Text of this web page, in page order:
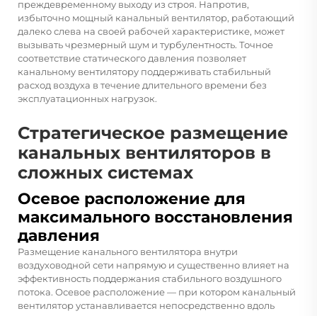
преждевременному выходу из строя. Напротив,
избыточно мощный канальный вентилятор, работающий
далеко слева на своей рабочей характеристике, может
вызывать чрезмерный шум и турбулентность. Точное
соответствие статического давления позволяет
канальному вентилятору поддерживать стабильный
расход воздуха в течение длительного времени без
эксплуатационных нагрузок.
Стратегическое размещение
канальных вентиляторов в
сложных системах
Осевое расположение для
максимального восстановления
давления
Размещение канального вентилятора внутри
воздуховодной сети напрямую и существенно влияет на
эффективность поддержания стабильного воздушного
потока. Осевое расположение — при котором канальный
вентилятор устанавливается непосредственно вдоль